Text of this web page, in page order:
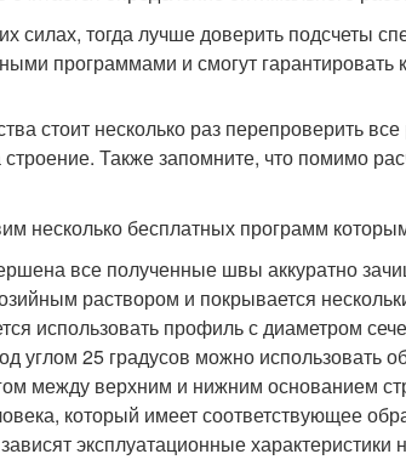
силах, тогда лучше доверить подсчеты
программами и смогут гарантировать
стоит несколько раз перепроверить
Также запомните, что помимо
несколько бесплатных программ
все полученные швы аккуратно
раствором и покрывается
использовать профиль с диаметром
углом 25 градусов можно использовать
между верхним и нижним основанием
который имеет соответствующее
эксплуатационные характеристики